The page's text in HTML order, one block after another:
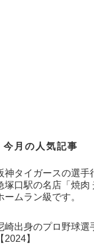
今月の人気記事
神タイガースの選手
塚口駅の名店「焼肉
ームラン級です。
崎出身のプロ野球選
【2024】